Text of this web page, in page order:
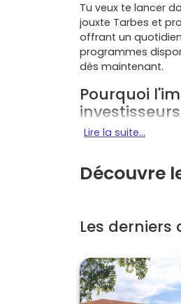
Tu veux te lancer
jouxte Tarbes et
offrant un
programmes
dès maintenant.
Pourquoi
investisseurs
Qualité de vie
nombreux
Et si tu vises un
petites surfaces et
Où acheter
Lire la suite...
Découvre
Les